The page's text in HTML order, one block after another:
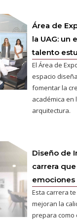
Área de
la UAG: un
talento
El Área de
espacio
fomentar la
académica en
arquitectura.
Diseño de
carrera
emociones
Esta carrera
mejoran la
prepara como